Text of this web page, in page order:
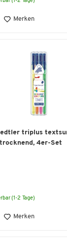
Merken
triplus
4er-Set
(1-2 Tage)
Merken